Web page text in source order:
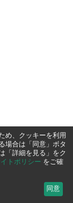
め、クッキーを利用
場合は「同意」ボタ
「詳細を見る」をク
トポリシー をご確
同意